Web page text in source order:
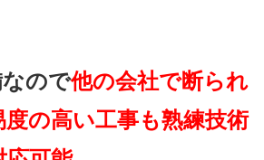
ので他の会社で断られ
の高い工事も熟練技術